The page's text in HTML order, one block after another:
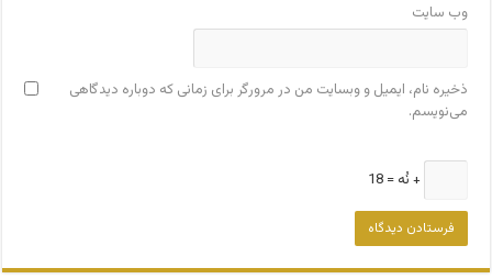
وب‌ سایت
ذخیره نام، ایمیل و وبسایت من در مرورگر برای زمانی که دوباره دیدگاهی
می‌نویسم.
+ نُه = 18